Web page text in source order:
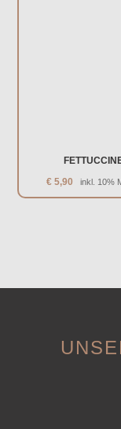
€ 5,90 inkl. 10%